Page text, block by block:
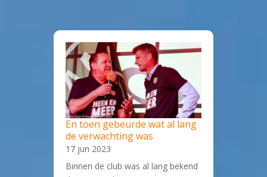
En toen gebeurde wat al lang
de verwachting was
17 jun 2023
Binnen de club was al lang bekend